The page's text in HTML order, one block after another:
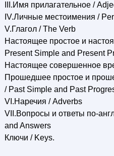
III.Имя прилагательное /
IV.Личные местоимения /
V.Глагол / The Verb
Настоящее простое и
Present Simple and Present
Настоящее совершенное
Прошедшее простое и
/ Past Simple and Past
VI.Наречия / Adverbs
VII.Вопросы и ответы по-
and Answers
Ключи / Keys.